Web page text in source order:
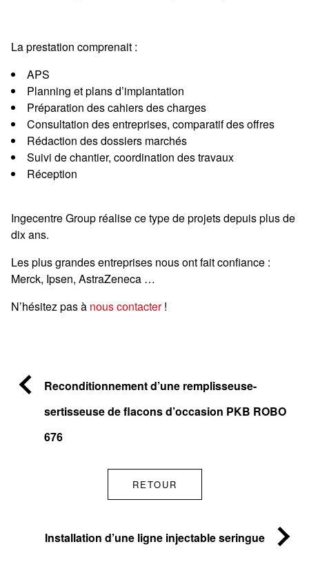
La prestation comprenait :
APS
Planning et plans d’implantation
Préparation des cahiers des charges
Consultation des entreprises, comparatif des offres
Rédaction des dossiers marchés
Suivi de chantier, coordination des travaux
Réception
Ingecentre Group réalise ce type de projets depuis plus de
dix ans.
Les plus grandes entreprises nous ont fait confiance :
Merck, Ipsen, AstraZeneca …
N’hésitez pas à nous contacter!
Reconditionnement d’une remplisseuse-
sertisseuse de flacons d’occasion PKB ROBO
676
RETOUR
Installation d’une ligne injectable seringue